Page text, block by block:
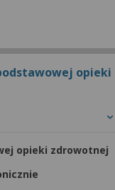
opieki
opieki zdrowotnej